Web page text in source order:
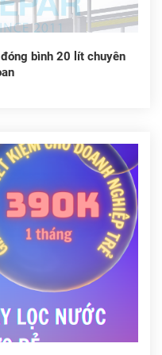
bình 20 lít chuyên